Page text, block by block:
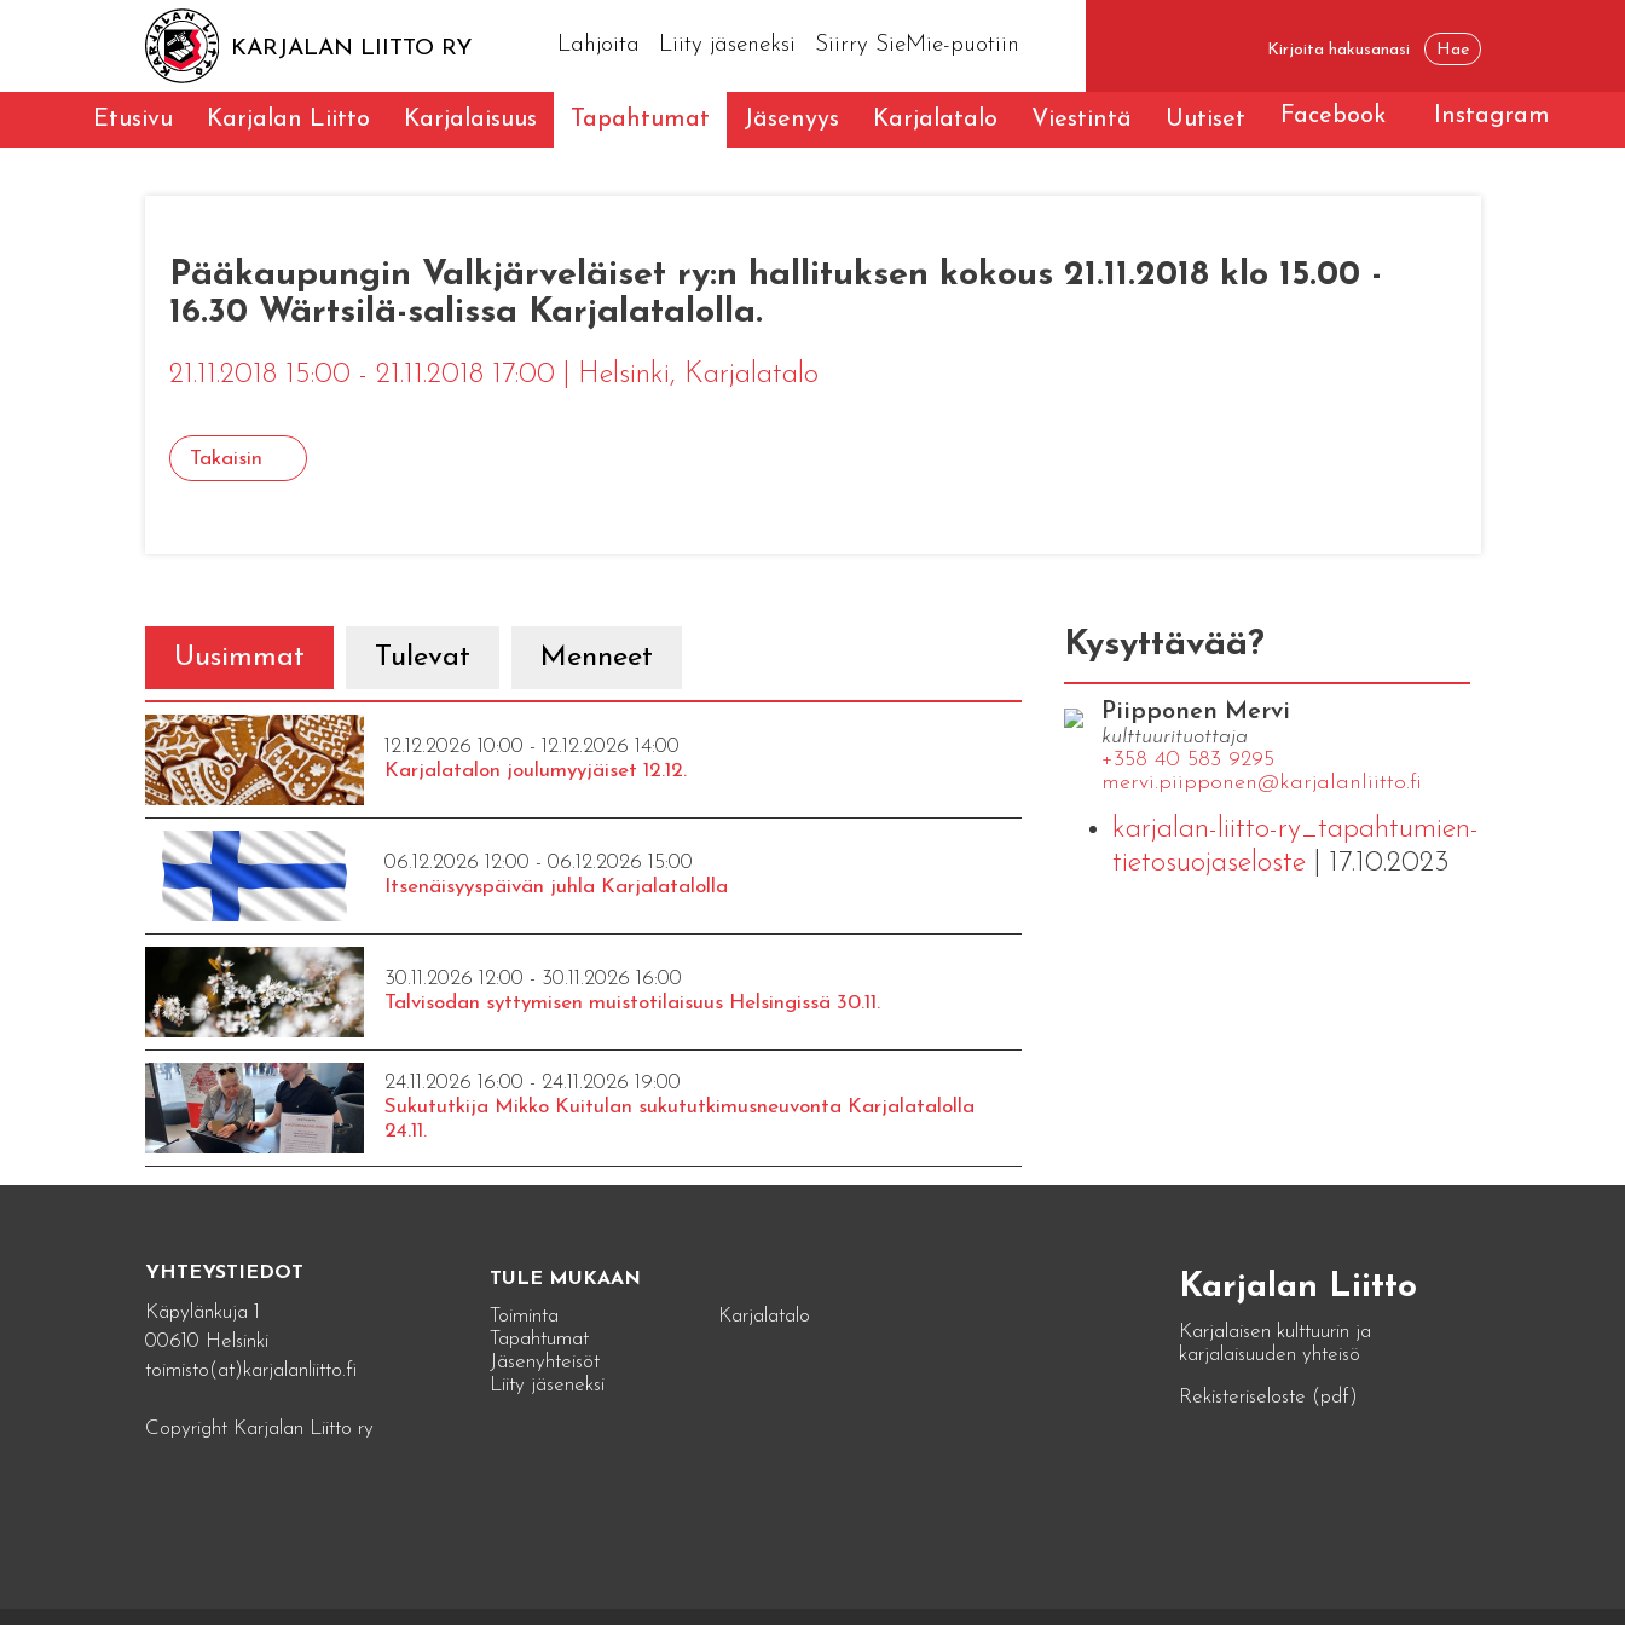
KARJALAN LIITTO RY Lahjoita Liity jäseneksi Siirry SieMie-puotiin
Etusivu Karjalan Liitto Karjalaisuus Tapahtumat Jäsenyys Karjalatalo Viestintä Uutiset Facebook Instagram
Pääkaupungin Valkjärveläiset ry:n hallituksen kokous 21.11.2018 klo 15.00 -
16.30 Wärtsilä-salissa Karjalatalolla.
21.11.2018 15:00 - 21.11.2018 17:00 Helsinki, Karjalatalo
Takaisin
Uusimmat Tulevat Menneet
12.12.2026 10:00 - 12.12.2026 14:00
Karjalatalon joulumyyjäiset 12.12.
06.12.2026 12:00 - 06.12.2026 15:00
Itsenäisyyspäivän juhla Karjalatalolla
30.11.2026 12:00 - 30.11.2026 16:00
Talvisodan syttymisen muistotilaisuus Helsingissä 30.11.
24.11.2026 16:00 - 24.11.2026 19:00
Sukututkija Mikko Kuitulan sukututkimusneuvonta Karjalatalolla
24.11.
Kysyttävää?
Piipponen Mervi
kulttuurituottaja
+358 40 583 9295
mervi.​piipponen@​kar​jala​nlii​tto.​fi
karjalan-liitto-ry_tapahtumien-
tietosuojaseloste| 17.10.2023
YHTEYSTIEDOT
Käpylänkuja 1
00610 Helsinki
toimisto(at)karjalanliitto.fi
Copyright Karjalan Liitto ry
TULE MUKAAN
Toiminta
Tapahtumat
Jäsenyhteisöt
Liity jäseneksi
Karjalatalo
Karjalan Liitto
Karjalaisen kulttuurin ja
karjalaisuuden yhteisö
Rekisteriseloste (pdf)